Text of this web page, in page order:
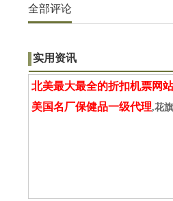
全部评论
实用资讯
北美最大最全的折扣机票网站
美国名厂保健品一级代理,花